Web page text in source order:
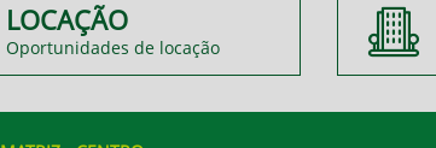
LOCAÇÃO
Oportunidades de locação